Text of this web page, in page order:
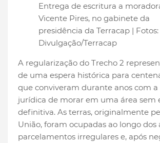
Entrega de escritura a
Vicente Pires, no gabinete da
presidência da Terracap | Fotos:
Divulgação/Terracap
A regularização do Trecho 2
de uma espera histórica para
que conviveram durante anos com a
jurídica de morar em uma área sem
definitiva. As terras, originalmente
União, foram ocupadas ao longo dos
parcelamentos irregulares e, após